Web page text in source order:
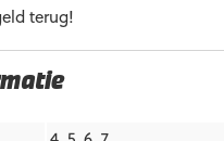
terug!